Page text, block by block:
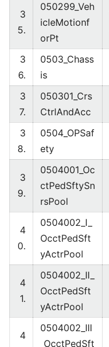
3
5.
050299_Veh
icleMotionf
orPt
3
6.
0503_Chass
is
3
7.
050301_Crs
CtrlAndAcc
3
8.
0504_OPSaf
ety
3
9.
0504001_Oc
ctPedSftySn
rsPool
4
0.
0504002_I_
OcctPedSft
yActrPool
4
1.
0504002_II_
OcctPedSft
yActrPool
4
0504002_III
_OcctPedSft